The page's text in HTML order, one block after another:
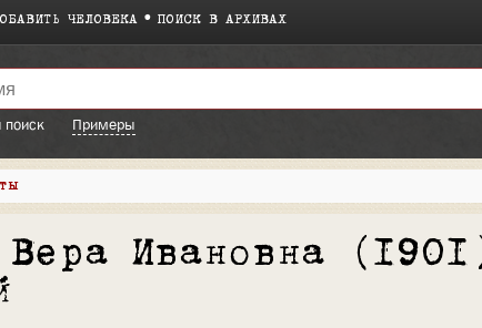
ЧЕЛОВЕКА ПОИСК В АРХИВАХ
Примеры
Вера Ивановна